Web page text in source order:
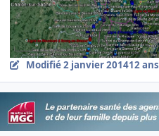
Modifié2 janvier 201412 ans